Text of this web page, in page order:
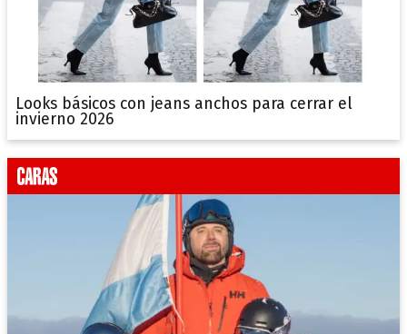
Looks básicos con jeans anchos para cerrar el
invierno 2026